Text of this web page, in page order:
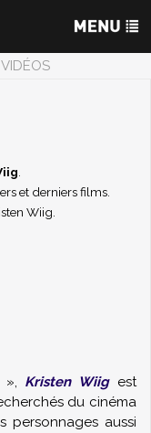
VIDÉOS
et derniers films.
Wiig.
», Kristen Wiigest
du cinéma
personnages aussi